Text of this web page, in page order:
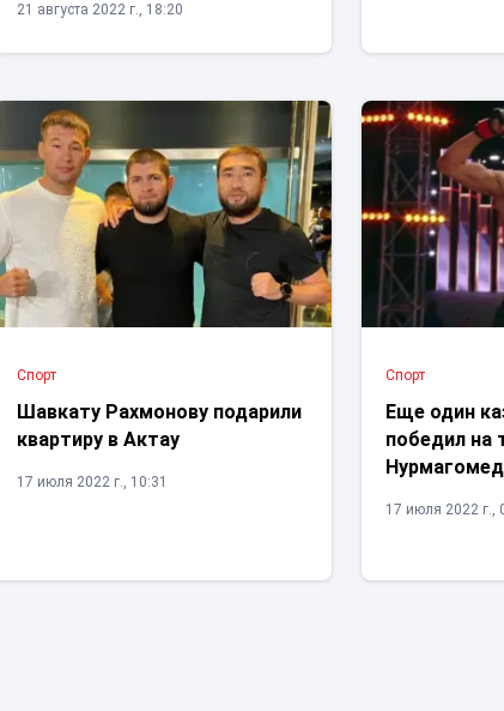
21 августа 2022 г., 18:20
Спорт
Шавкату Рахмонову подарили
квартиру в Актау
17 июля 2022 г., 10:31
Спорт
Еще один
победил на
17 июля 2022 г.,